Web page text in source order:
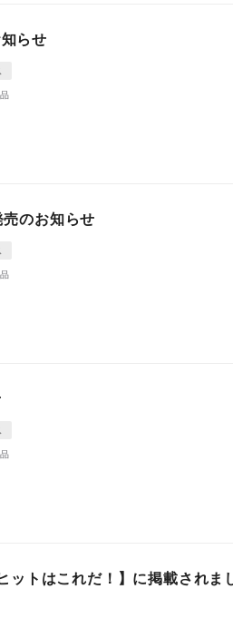
らせ
のお知らせ
ットはこれだ！】に掲載されま